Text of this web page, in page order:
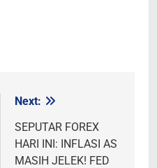
Next:
SEPUTAR FOREX
HARI INI: INFLASI AS
MASIH JELEK! FED